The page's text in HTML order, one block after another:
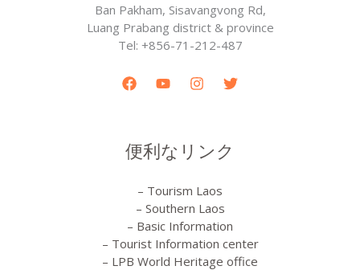
Ban Pakham, Sisavangvong Rd,
Luang Prabang district & province
Tel: +856-71-212-487
便利なリンク
– Tourism Laos
– Southern Laos
– Basic Information
– Tourist Information center
– LPB World Heritage office